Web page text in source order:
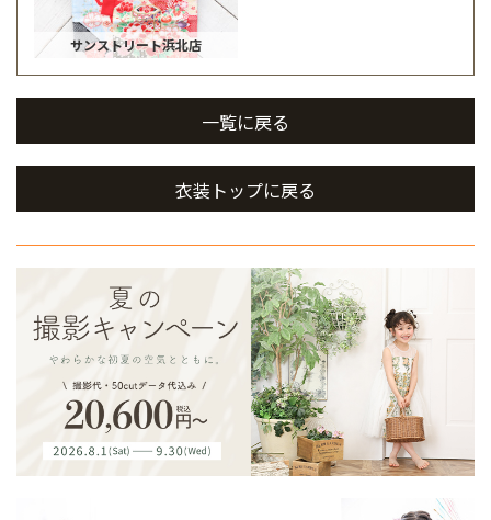
サンストリート浜北店
一覧に戻る
衣装トップに戻る